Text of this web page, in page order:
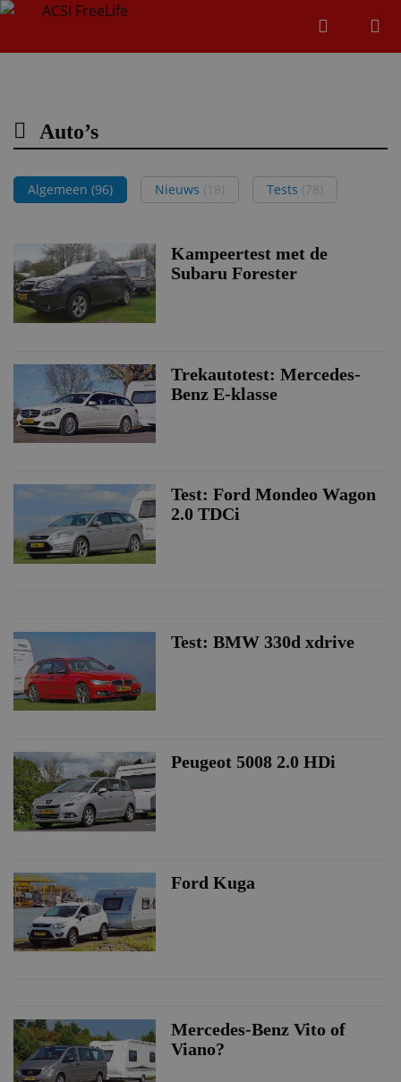
Auto’s
Algemeen (96) Nieuws (18) Tests (78)
Kampeertest met de
Subaru Forester
Trekautotest: Mercedes-
Benz E-klasse
Test: Ford Mondeo Wagon
2.0 TDCi
Test: BMW 330d xdrive
Peugeot 5008 2.0 HDi
Ford Kuga
Mercedes-Benz Vito of
Viano?